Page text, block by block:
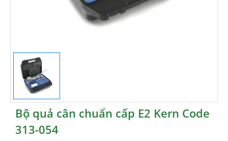
Bộ quả cân chuẩn cấp E2 Kern Code
313-054